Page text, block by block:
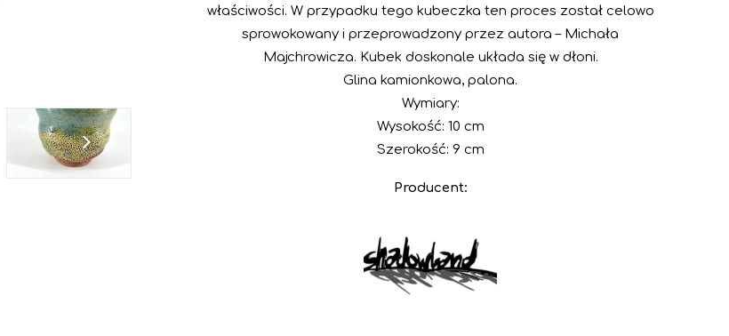
właściwości. W przypadku tego kubeczka ten proces został celowo
sprowokowany i przeprowadzony przez autora – Michała
Majchrowicza. Kubek doskonale układa się w dłoni.
Glina kamionkowa, palona.
Wymiary:
Wysokość: 10 cm
Szerokość: 9 cm
Producent: